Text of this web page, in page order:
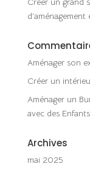
Aménager son
Créer un
Aménager un
avec des Enfants
Archives
mai 2025